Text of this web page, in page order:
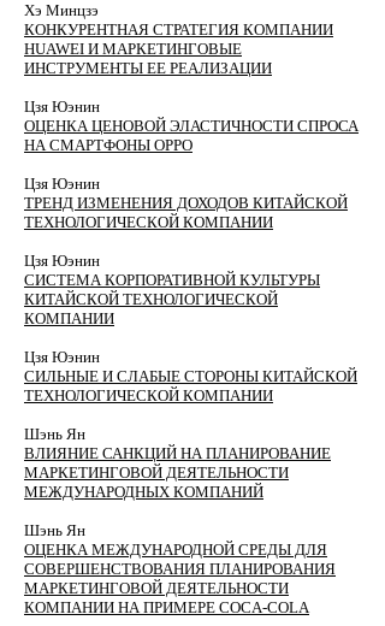
Хэ Минцзэ
КОНКУРЕНТНАЯ СТРАТЕГИЯ КОМПАНИИ
HUAWEI И МАРКЕТИНГОВЫЕ
ИНСТРУМЕНТЫ ЕЕ РЕАЛИЗАЦИИ
Цзя Юэнин
ОЦЕНКА ЦЕНОВОЙ ЭЛАСТИЧНОСТИ СПРОСА
НА СМАРТФОНЫ ОРРО
Цзя Юэнин
ТРЕНД ИЗМЕНЕНИЯ ДОХОДОВ КИТАЙСКОЙ
ТЕХНОЛОГИЧЕСКОЙ КОМПАНИИ
Цзя Юэнин
СИСТЕМА КОРПОРАТИВНОЙ КУЛЬТУРЫ
КИТАЙСКОЙ ТЕХНОЛОГИЧЕСКОЙ
КОМПАНИИ
Цзя Юэнин
СИЛЬНЫЕ И СЛАБЫЕ СТОРОНЫ КИТАЙСКОЙ
ТЕХНОЛОГИЧЕСКОЙ КОМПАНИИ
Шэнь Ян
ВЛИЯНИЕ САНКЦИЙ НА ПЛАНИРОВАНИЕ
МАРКЕТИНГОВОЙ ДЕЯТЕЛЬНОСТИ
МЕЖДУНАРОДНЫХ КОМПАНИЙ
Шэнь Ян
ОЦЕНКА МЕЖДУНАРОДНОЙ СРЕДЫ ДЛЯ
СОВЕРШЕНСТВОВАНИЯ ПЛАНИРОВАНИЯ
МАРКЕТИНГОВОЙ ДЕЯТЕЛЬНОСТИ
КОМПАНИИ НА ПРИМЕРЕ COCA-COLA